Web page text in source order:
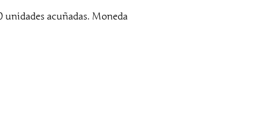
unidades acuñadas. Moneda